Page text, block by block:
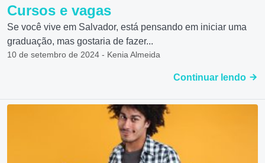
Cursos e vagas
Se você vive em Salvador, está pensando em iniciar uma
graduação, mas gostaria de fazer...
10 de setembro de 2024 - Kenia Almeida
Continuar lendo